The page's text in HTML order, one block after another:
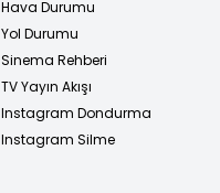
Hava Durumu
Yol Durumu
Sinema Rehberi
TV Yayın Akışı
Instagram Dondurma
Instagram Silme